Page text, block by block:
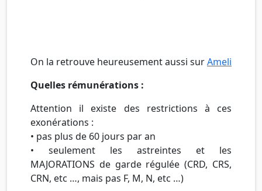
On la retrouve heureusement aussi surAmeli
Quelles rémunérations :
Attention il existe des restrictions à ces
exonérations :
• pas plus de 60 jours par an
• seulement les astreintes et les
MAJORATIONS de garde régulée (CRD, CRS,
CRN, etc …, mais pas F, M, N, etc …)